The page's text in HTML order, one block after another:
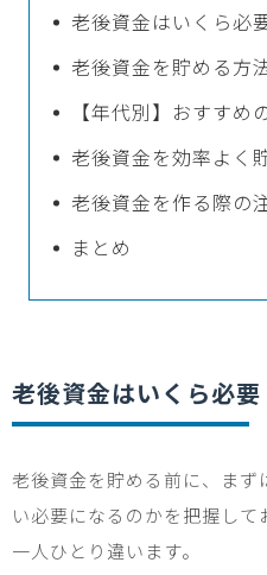
老後資金はいくら必
老後資金を貯める方
【年代別】おすすめ
老後資金を効率よく
老後資金を作る際の
まとめ
老後資金はいくら必要
老後資金を貯める前に、ま
い必要になるのかを把握し
一人ひとり違います。